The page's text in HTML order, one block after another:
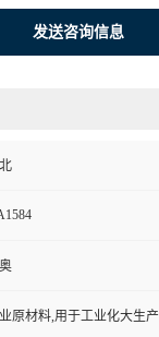
发送咨询信息
原材料,用于工业化大生产